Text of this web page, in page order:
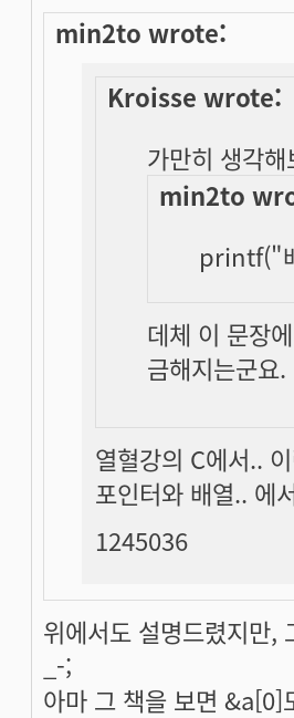
min2to wrote:
Kroisse wrote:
가만히 생각
min2to
printf("
데체 이 문장
금해지는군요.
열혈강의 C에서..
포인터와 배열.. 에
1245036
위에서도 설명드렸지만,
_-;
아마 그 책을 보면 &a[0]